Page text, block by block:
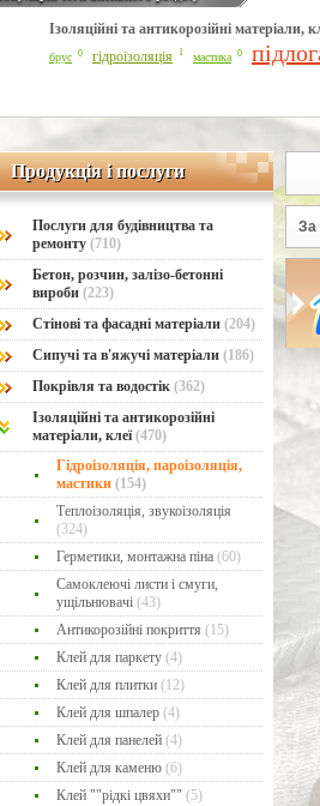
Line Number: 42
Ізоляційні та антикорозійні матеріали,
брус 0 гідроізоляція 1 мастика 0
Продукція і послуги
Продукція і послуги
Послуги для будівництва та
ремонту (710)
Бетон, розчин, залізо-бетонні
вироби (223)
Стінові та фасадні матеріали (204)
Сипучі та в'яжучі матеріали (186)
Покрівля та водостік (362)
Ізоляційні та антикорозійні
матеріали, клеї(470)
Гідроізоляція, пароізоляція,
мастики (154)
Теплоізоляція, звукоізоляція
(324)
Герметики, монтажна піна (60)
Самоклеючі листи і смуги,
ущільнювачі (43)
Антикорозійні покриття (15)
Клей для паркету (4)
Клей для плитки (12)
Клей для шпалер (4)
Клей для панелей (4)
Клей для каменю (6)
Клей ""рідкі цвяхи"" (5)
За